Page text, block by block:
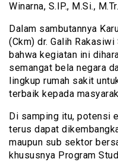
Winarna, S.IP., M.Si.,
Dalam sambutannya
(Ckm) dr. Galih
bahwa kegiatan ini
semangat bela negara
lingkup rumah sakit
terbaik kepada
Di samping itu, potensi
terus dapat
maupun sub sektor
khususnya Program